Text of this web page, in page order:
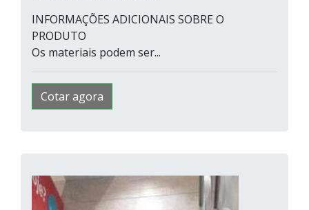
INFORMAÇÕES ADICIONAIS SOBRE O
PRODUTO
Os materiais podem ser...
Cotar agora